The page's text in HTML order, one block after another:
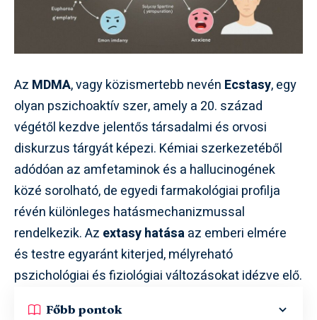
Az MDMA, vagy közismertebb nevén Ecstasy, egy
olyan pszichoaktív szer, amely a 20. század
végétől kezdve jelentős társadalmi és orvosi
diskurzus tárgyát képezi. Kémiai szerkezetéből
adódóan az amfetaminok és a hallucinogének
közé sorolható, de egyedi farmakológiai profilja
révén különleges hatásmechanizmussal
rendelkezik. Az extasy hatásaaz emberi elmére
és testre egyaránt kiterjed, mélyreható
pszichológiai és fiziológiai változásokat idézve elő.
Főbb pontok